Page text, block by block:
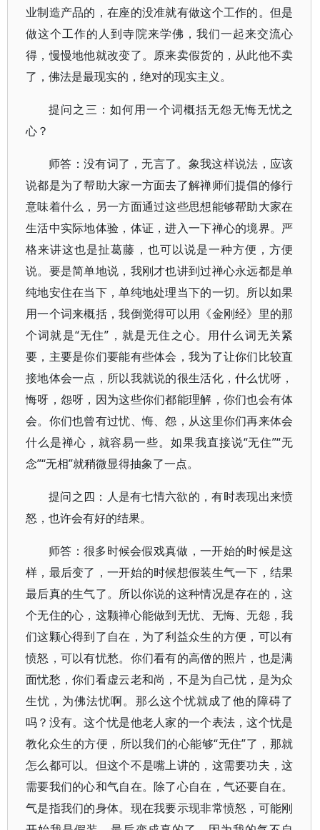
业制造产品的，在座的没准就有做这个工作的。但是
做这个工作的人到寺院来学佛，我们一起来交流心
得，慢慢地他就改变了。原来卖假货的，从此他不卖
了，佛法是最现实的，绝对的现实主义。
提问之三：如何用一个词概括无怨无悔无忧之
心？
师答：没有词了，无言了。象我这样说法，应该
说都是为了帮助大家一方面去了解禅师们提倡的修行
意味着什么，另一方面通过这些思想能够帮助大家在
生活中实际地体验，体证，进入一下禅心的境界。严
格来讲这也是扯葛藤，也可以说是一种方便，方便
说。要是简单地说，我刚才也讲到过禅心永远都是单
纯地安住在当下，单纯地处理当下的一切。所以如果
用一个词来概括，我倒觉得可以用《金刚经》里的那
个词就是“无住”，就是无住之心。用什么词无关紧
要，主要是你们要能有些体会，我为了让你们比较直
接地体会一点，所以我就说的很生活化，什么忧呀，
悔呀，怨呀，因为这些你们都能理解，你们也会有体
会。你们也曾有过忧、悔、怨，从这里你们再来体会
什么是禅心，就容易一些。如果我直接说“无住”“无
念”“无相”就稍微显得抽象了一点。
提问之四：人是有七情六欲的，有时表现出来愤
怒，也许会有好的结果。
师答：很多时候会假戏真做，一开始的时候是这
样，最后变了，一开始的时候想假装生气一下，结果
最后真的生气了。所以你说的这种情况是存在的，这
个无住的心，这颗禅心能做到无忧、无悔、无怨，我
们这颗心得到了自在，为了利益众生的方便，可以有
愤怒，可以有忧愁。你们看有的高僧的照片，也是满
面忧愁，你们看虚云老和尚，不是为自己忧，是为众
生忧，为佛法忧啊。那么这个忧就成了他的障碍了
吗？没有。这个忧是他老人家的一个表法，这个忧是
教化众生的方便，所以我们的心能够“无住”了，那就
怎么都可以。但这个不是嘴上讲的，这需要功夫，这
需要我们的心和气自在。除了心自在，气还要自在。
气是指我们的身体。现在我要示现非常愤怒，可能刚